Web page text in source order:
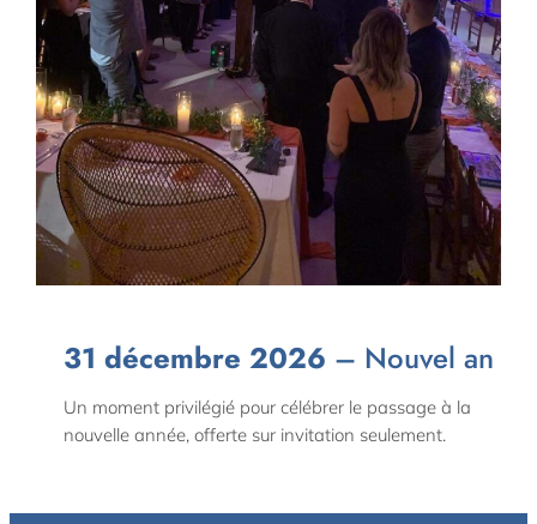
31 décembre 2026 – Nouvel an
Un moment privilégié pour célébrer le passage à la
nouvelle année, offerte sur invitation seulement.